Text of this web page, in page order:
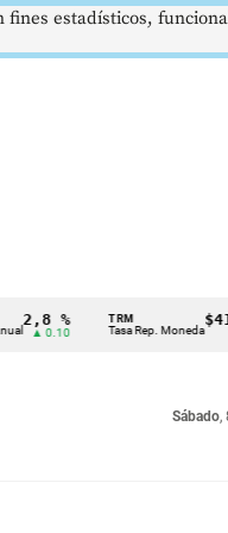
%
0.10 Tasa Rep. Moneda ▲
Sábado,
estadísticos,